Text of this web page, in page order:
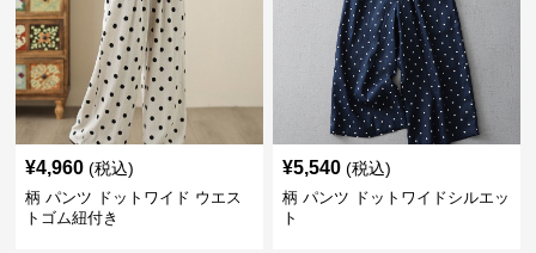
¥4,960 (税込)
柄 パンツ ドットワイド ウエス
トゴム紐付き
¥5,540 (税込)
柄 パンツ ドットワイドシルエッ
ト